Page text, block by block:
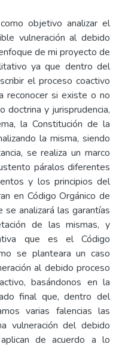
objetivo analizar el
vulneración al debido
de mi proyecto de
ya que dentro del
el proceso coactivo
reconocer si existe o no
doctrina y jurisprudencia,
la Constitución de la
la misma, siendo
se realiza un marco
páralos diferentes
y los principios del
en Código Orgánico de
se analizará las garantías
de las mismas, y
que es el Código
se planteara un caso
al debido proceso
basándonos en la
final que, dentro del
varias falencias las
vulneración del debido
de acuerdo a lo